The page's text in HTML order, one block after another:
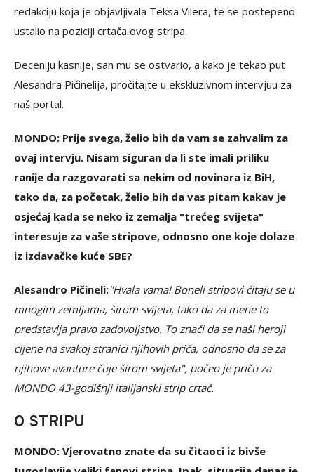
redakciju koja je objavljivala Teksa Vilera, te se postepeno
ustalio na poziciji crtača ovog stripa.
Deceniju kasnije, san mu se ostvario, a kako je tekao put
Alesandra Pičinelija, pročitajte u ekskluzivnom intervjuu za
naš portal.
MONDO: Prije svega, želio bih da vam se zahvalim za
ovaj intervju. Nisam siguran da li ste imali priliku
ranije da razgovarati sa nekim od novinara iz BiH,
tako da, za početak, želio bih da vas pitam kakav je
osjećaj kada se neko iz zemalja "trećeg svijeta"
interesuje za vaše stripove, odnosno one koje dolaze
iz izdavačke kuće SBE?
Alesandro Pičineli:"Hvala vama! Boneli stripovi čitaju se u
mnogim zemljama, širom svijeta, tako da za mene to
predstavlja pravo zadovoljstvo. To znači da se naši heroji
cijene na svakoj stranici njihovih priča, odnosno da se za
njihove avanture čuje širom svijeta", počeo je priču za
MONDO 43-godišnji italijanski strip crtač.
O STRIPU
MONDO: Vjerovatno znate da su čitaoci iz bivše